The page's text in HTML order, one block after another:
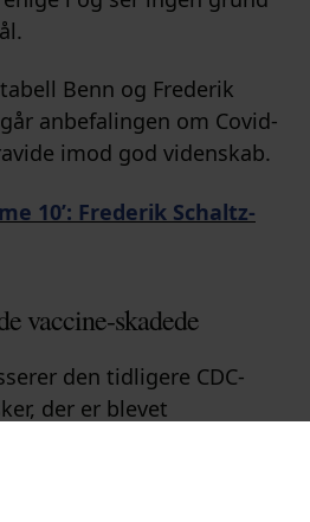
Benn og Frederik
anbefalingen om Covid-
imod god videnskab.
10’: Frederik Schaltz-
vaccine-skadede
den tidligere CDC-
der er blevet